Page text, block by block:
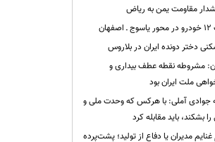
مقاومت یمن به ریاض
دختر دونده ایران در بلاروس
مشروطه نقطه عطف بیداری و
ملت ایران بود
جوادی آملی: با هرکس که وحدت ملی و
بشکند، باید مقابله کرد
مدیران یا دفاع از تولید؛ پشت‌پرده